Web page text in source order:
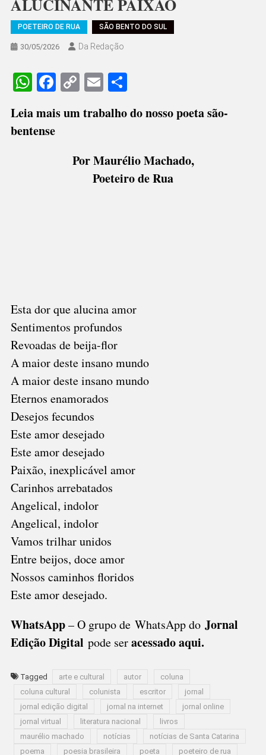
ALUCINANTE PAIXÃO
POETEIRO DE RUA SÃO BENTO DO SUL
30/05/2026 Da Redação
WhatsApp
Facebook
CopyEmailShare
Leia mais um trabalho do nosso poeta são-
bentense
Por Maurélio Machado,
Poeteiro de Rua
Esta dor que alucina amor
Sentimentos profundos
Revoadas de beija-flor
A maior deste insano mundo
A maior deste insano mundo
Eternos enamorados
Desejos fecundos
Este amor desejado
Este amor desejado
Paixão, inexplicável amor
Carinhos arrebatados
Angelical, indolor
Angelical, indolor
Vamos trilhar unidos
Entre beijos, doce amor
Nossos caminhos floridos
Este amor desejado.
WhatsApp– O grupo de WhatsApp do Jornal
Edição Digital pode seracessado aqui.
Tagged arte e cultural autor
coluna
coluna cultural
colunista escritor
jornal
jornal edição digital
jornal na internet
jornal online
jornal virtual
literatura nacional
livros
maurélio machado
notícias
notícias de Santa Catarina
poema
poesia brasileira poeta poeteiro de rua